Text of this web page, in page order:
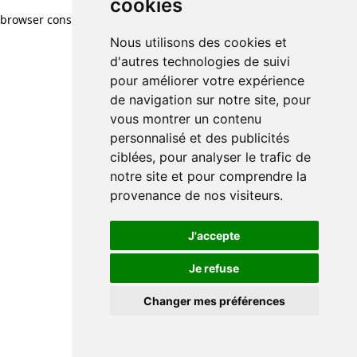
cookies
Nous utilisons des cookies et
d'autres technologies de suivi
pour améliorer votre expérience
de navigation sur notre site, pour
vous montrer un contenu
personnalisé et des publicités
ciblées, pour analyser le trafic de
notre site et pour comprendre la
provenance de nos visiteurs.
J'accepte
Je refuse
Changer mes préférences
browser console for more information)